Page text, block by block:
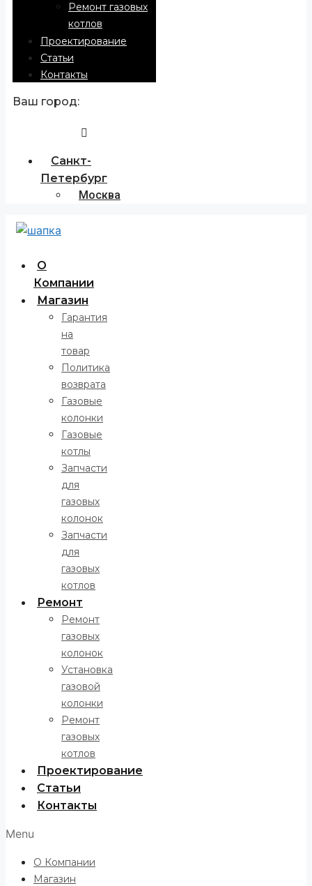
Ремонт газовых
котлов
Проектирование
Статьи
Контакты
Ваш город:
Санкт-
Петербург
Москва
О
Компании
Магазин
Гарантия
на
товар
Политика
возврата
Газовые
колонки
Газовые
котлы
Запчасти
для
газовых
колонок
Запчасти
для
газовых
котлов
Ремонт
Ремонт
газовых
колонок
Установка
газовой
колонки
Ремонт
газовых
котлов
Проектирование
Статьи
Контакты
Menu
О Компании
Магазин